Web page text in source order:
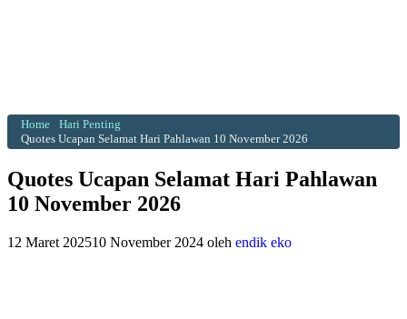
Home
Hari Penting
Quotes Ucapan Selamat Hari Pahlawan 10 November 2026
Quotes Ucapan Selamat Hari Pahlawan
10 November 2026
12 Maret 202510 November 2024 oleh endik eko